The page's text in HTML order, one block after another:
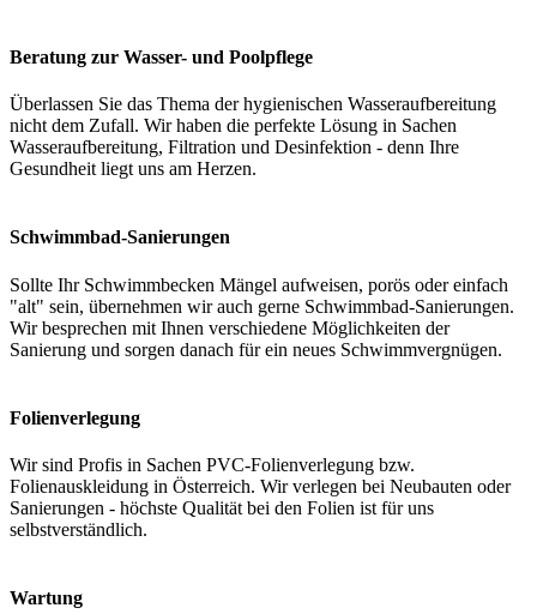
Beratung zur Wasser- und Poolpflege
Überlassen Sie das Thema der hygienischen Wasseraufbereitung
nicht dem Zufall. Wir haben die perfekte Lösung in Sachen
Wasseraufbereitung, Filtration und Desinfektion - denn Ihre
Gesundheit liegt uns am Herzen.
Schwimmbad-Sanierungen
Sollte Ihr Schwimmbecken Mängel aufweisen, porös oder einfach
"alt" sein, übernehmen wir auch gerne Schwimmbad-Sanierungen.
Wir besprechen mit Ihnen verschiedene Möglichkeiten der
Sanierung und sorgen danach für ein neues Schwimmvergnügen.
Folienverlegung
Wir sind Profis in Sachen PVC-Folienverlegung bzw.
Folienauskleidung in Österreich. Wir verlegen bei Neubauten oder
Sanierungen - höchste Qualität bei den Folien ist für uns
selbstverständlich.
Wartung